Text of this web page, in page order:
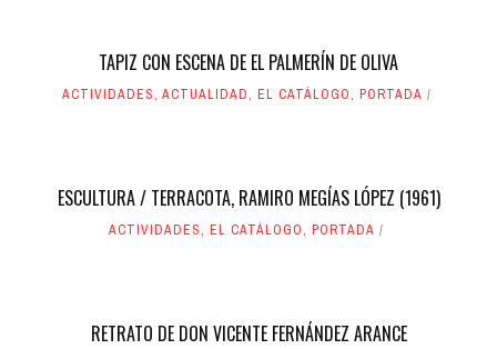
TAPIZ CON ESCENA DE EL PALMERÍN DE OLIVA
ACTIVIDADES, ACTUALIDAD, EL CATÁLOGO, PORTADA
ESCULTURA / TERRACOTA, RAMIRO MEGÍAS LÓPEZ (1961)
ACTIVIDADES, EL CATÁLOGO, PORTADA
RETRATO DE DON VICENTE FERNÁNDEZ ARANCE